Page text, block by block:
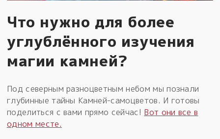
Что нужно для более
углублённого изучения
магии камней?
Под северным разноцветным небом мы познали
глубинные тайны Камней-самоцветов. И готовы
поделиться с вами прямо сейчас! Вот они все в
одном месте.